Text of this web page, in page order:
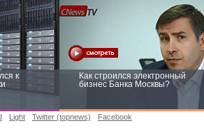
к
Как строился электронный
бизнес Банка Москвы?
Light Twitter (topnews) Facebook